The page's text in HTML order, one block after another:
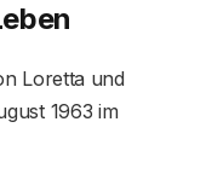
Loretta und
1963 im